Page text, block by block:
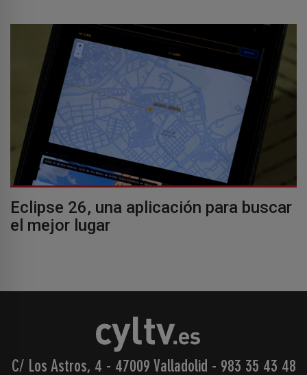
Eclipse 26, una aplicación para buscar
el mejor lugar
C/ Los Astros, 4 - 47009 Valladolid - 983 35 43 48